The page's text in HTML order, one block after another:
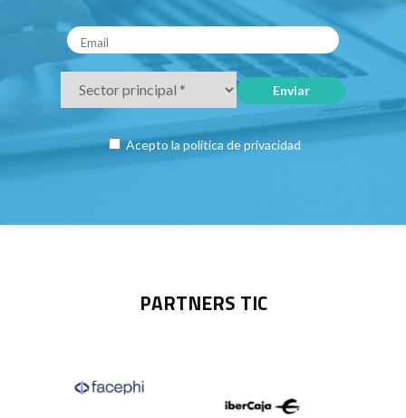
Acepto la política de privacidad
PARTNERS TIC